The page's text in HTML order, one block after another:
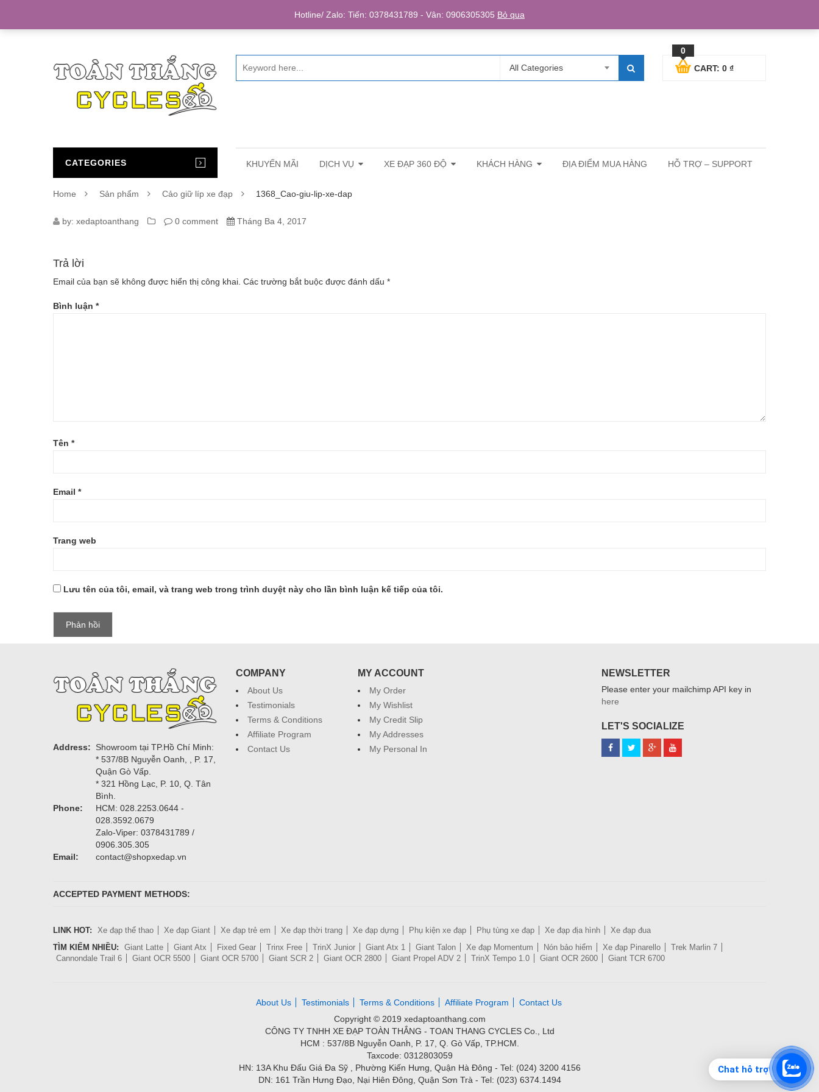
Chat hỗ trợ
Login/Register
All Categories
0
CART: 0 ₫
CATEGORIES KHUYẾN MÃI DỊCH VỤ XE ĐẠP 360 ĐỘ KHÁCH HÀNG ĐỊA ĐIỂM MUA HÀNG HỖ TRỢ – SUPPORT
Home Sản phẩm Cảo giữ líp xe đạp 1368_Cao-giu-lip-xe-dap
1368_CAO-
LIP-
by: xedaptoanthang 0 comment Tháng Ba 4, 2017
Trả lời
Email của bạn sẽ không được hiển thị công khai. Các trường bắt buộc được đánh dấu *
Bình luận *
Tên *
Email *
Trang web
Lưu tên của tôi, email, và trang web trong trình duyệt này cho lần bình luận kế tiếp của tôi.
Address:
Showroom tại TP.Hồ Chí Minh:
* 537/8B Nguyễn Oanh, , P. 17,
Quận Gò Vấp.
* 321 Hồng Lạc, P. 10, Q. Tân
Bình.
Phone:
HCM: 028.2253.0644 -
028.3592.0679
Zalo-Viper: 0378431789 /
0906.305.305
Email:
contact@shopxedap.vn
COMPANY
About Us
Testimonials
Terms & Conditions
Affiliate Program
Contact Us
MY ACCOUNT
My Order
My Wishlist
My Credit Slip
My Addresses
My Personal In
NEWSLETTER
Please enter your mailchimp API key in
here
LET'S SOCIALIZE
ACCEPTED PAYMENT METHODS:
LINK HOT: Xe đạp thể thao Xe đạp Giant Xe đạp trẻ em Xe đạp thời trang Xe đạp dựng Phụ kiện xe đạp Phụ tùng xe đạp Xe đạp địa hình
Xe đạp đua
TÌM KIẾM NHIỀU:
Giant Latte Giant Atx Fixed Gear Trinx Free TrinX Junior Giant Atx 1 Giant Talon Xe đạp Momentum Nón bảo hiểm Xe đạp Pinarello
Trek Marlin 7
Cannondale Trail 6
Giant OCR 5500 Giant OCR 5700 Giant SCR 2 Giant OCR 2800 Giant Propel ADV 2 TrinX Tempo 1.0 Giant OCR 2600 Giant TCR 6700
About Us Testimonials Terms & Conditions Affiliate Program
Contact Us
Copyright © 2019 xedaptoanthang.com
CÔNG TY TNHH XE ĐẠP TOÀN THẮNG - TOAN THANG CYCLES Co., Ltd
HCM : 537/8B Nguyễn Oanh, P. 17, Q. Gò Vấp, TP.HCM.
Taxcode: 0312803059
HN: 13A Khu Đấu Giá Đa Sỹ , Phường Kiến Hưng, Quận Hà Đông - Tel: (024) 3200 4156
DN: 161 Trần Hưng Đạo, Nại Hiên Đông, Quận Sơn Trà - Tel: (023) 6374.1494
Hotline/ Zalo: Tiến: 0378431789 - Vân: 0906305305 Bỏ qua